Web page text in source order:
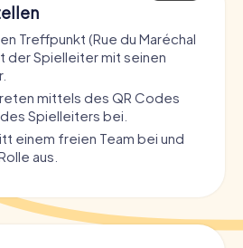
Treffpunkt (Rue du Maréchal
der Spielleiter mit seinen
mittels des QR Codes
Spielleiters bei.
einem freien Team bei und
aus.